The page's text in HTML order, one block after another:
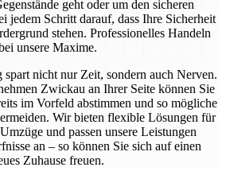
geht oder um den sicheren
jedem Schritt darauf, dass Ihre Sicherheit
stehen. Professionelles Handeln
unsere Maxime.
nicht nur Zeit, sondern auch Nerven.
Zwickau an Ihrer Seite können Sie
im Vorfeld abstimmen und so mögliche
Wir bieten flexible Lösungen für
und passen unsere Leistungen
an – so können Sie sich auf einen
Zuhause freuen.